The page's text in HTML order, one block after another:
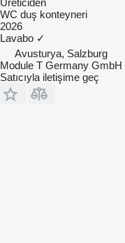
Üreticiden
WC duş konteyneri
2026
Lavabo ✓
Avusturya, Salzburg
Module T Germany GmbH
Satıcıyla iletişime geç